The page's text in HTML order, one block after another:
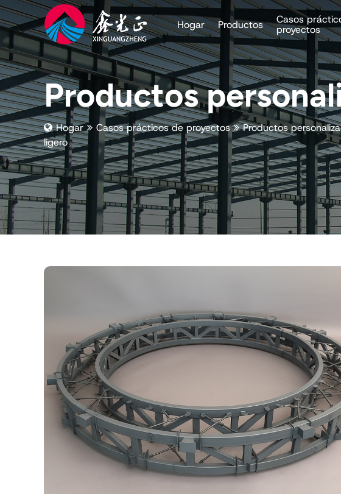
Hogar Productos
Casos
proyectos
Productos
Hogar Casos prácticos de proyectos Productos
ligero